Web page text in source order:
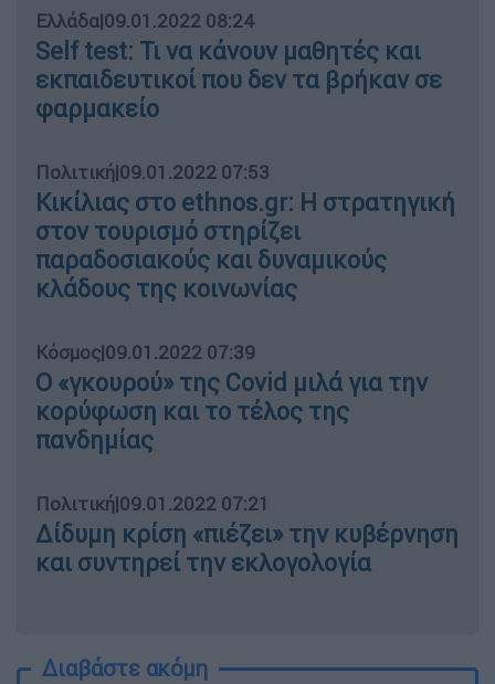
Ελλάδα|09.01.2022 08:24
Self test: Τι να κάνουν μαθητές και
εκπαιδευτικοί που δεν τα βρήκαν σε
φαρμακείο
Πολιτική|09.01.2022 07:53
Κικίλιας στο ethnos.gr: Η στρατηγική
στον τουρισμό στηρίζει
παραδοσιακούς και δυναμικούς
κλάδους της κοινωνίας
Κόσμος|09.01.2022 07:39
Ο «γκουρού» της Covid μιλά για την
κορύφωση και το τέλος της
πανδημίας
Πολιτική|09.01.2022 07:21
Δίδυμη κρίση «πιέζει» την κυβέρνηση
και συντηρεί την εκλογολογία
Διαβάστε ακόμη